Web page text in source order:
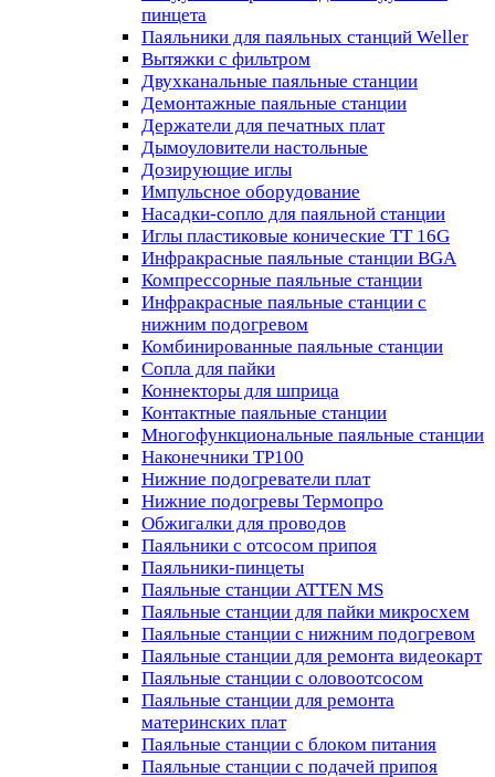
пинцета
Паяльники для паяльных станций Weller
Вытяжки с фильтром
Двухканальные паяльные станции
Демонтажные паяльные станции
Держатели для печатных плат
Дымоуловители настольные
Дозирующие иглы
Импульсное оборудование
Насадки-сопло для паяльной станции
Иглы пластиковые конические TT 16G
Инфракрасные паяльные станции BGA
Компрессорные паяльные станции
Инфракрасные паяльные станции с
нижним подогревом
Комбинированные паяльные станции
Сопла для пайки
Коннекторы для шприца
Контактные паяльные станции
Многофункциональные паяльные станции
Наконечники TP100
Нижние подогреватели плат
Нижние подогревы Термопро
Обжигалки для проводов
Паяльники с отсосом припоя
Паяльники-пинцеты
Паяльные станции ATTEN MS
Паяльные станции для пайки микросхем
Паяльные станции с нижним подогревом
Паяльные станции для ремонта видеокарт
Паяльные станции с оловоотсосом
Паяльные станции для ремонта
материнских плат
Паяльные станции с блоком питания
Паяльные станции с подачей припоя